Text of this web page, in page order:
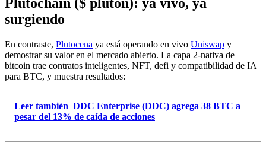
surgiendo
En contraste, Plutocena ya está operando en vivo Uniswap y
demostrar su valor en el mercado abierto. La capa 2-nativa de
bitcoin trae contratos inteligentes, NFT, defi y compatibilidad de IA
para BTC, y muestra resultados:
Leer también DDC Enterprise (DDC) agrega 38 BTC a
pesar del 13% de caída de acciones